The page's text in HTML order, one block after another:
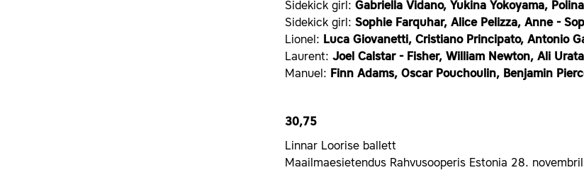
Sidekick girl: Gabriella Vidano, Yukina Yokoyama,
Sidekick girl: Sophie Farquhar, Alice Pelizza, Anne -
Lionel: Luca Giovanetti, Cristiano Principato, Antonio
Laurent: Joel Calstar - Fisher, William Newton, Ali Urata
Manuel: Finn Adams, Oscar Pouchoulin, Benjamin
30,75
Linnar Loorise ballett
Maailmaesietendus Rahvusooperis Estonia 28.